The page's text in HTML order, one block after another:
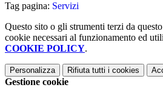
Tag pagina: Servizi
Questo sito o gli strumenti terzi da
cookie necessari al funzionamento ed
COOKIE POLICY.
Personalizza Rifiuta tutti i cookies
Gestione cookie